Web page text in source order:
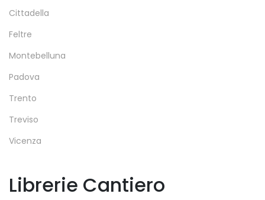
Cittadella
Feltre
Montebelluna
Padova
Trento
Treviso
Vicenza
Librerie Cantiero